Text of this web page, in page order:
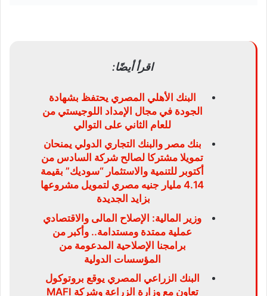
اقرأ أيضًا:
البنك الأهلي المصري يحتفظ بشهادة
الجودة في مجال الإمداد اللوجيستي من
للعام الثاني على التوالي
بنك مصر والبنك التجاري الدولي يمنحان
تمويلا مشتركا لصالح شركة السادس من
أكتوبر للتنمية والاستثمار “سوديك” بقيمة
4.14 مليار جنيه مصري لتمويل مشروعها
بزايد الجديدة
وزير المالية: الإصلاح المالى والاقتصادي
عملية ممتدة ومستدامة.. وأكبر من
برامجنا الإصلاحية المدعومة من
المؤسسات الدولية
البنك الزراعي المصري يوقع بروتوكول
تعاون مع وزارة الزراعة وشركة MAFI